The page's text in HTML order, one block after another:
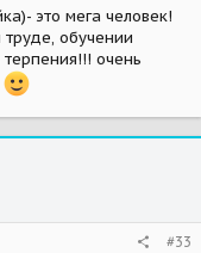
это мега человек!
обучении
очень
#33